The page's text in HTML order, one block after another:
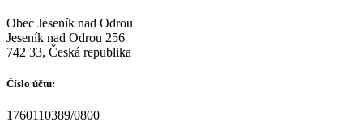
Obec Jeseník nad Odrou
Jeseník nad Odrou 256
742 33, Česká republika
Číslo účtu:
1760110389/0800